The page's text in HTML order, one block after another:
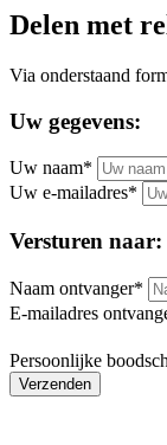
Delen met
Via onderstaand
Uw gegevens:
Uw naam*
Uw e-mailadres*
Versturen naar:
Naam ontvanger*
E-mailadres
Persoonlijke
Verzenden